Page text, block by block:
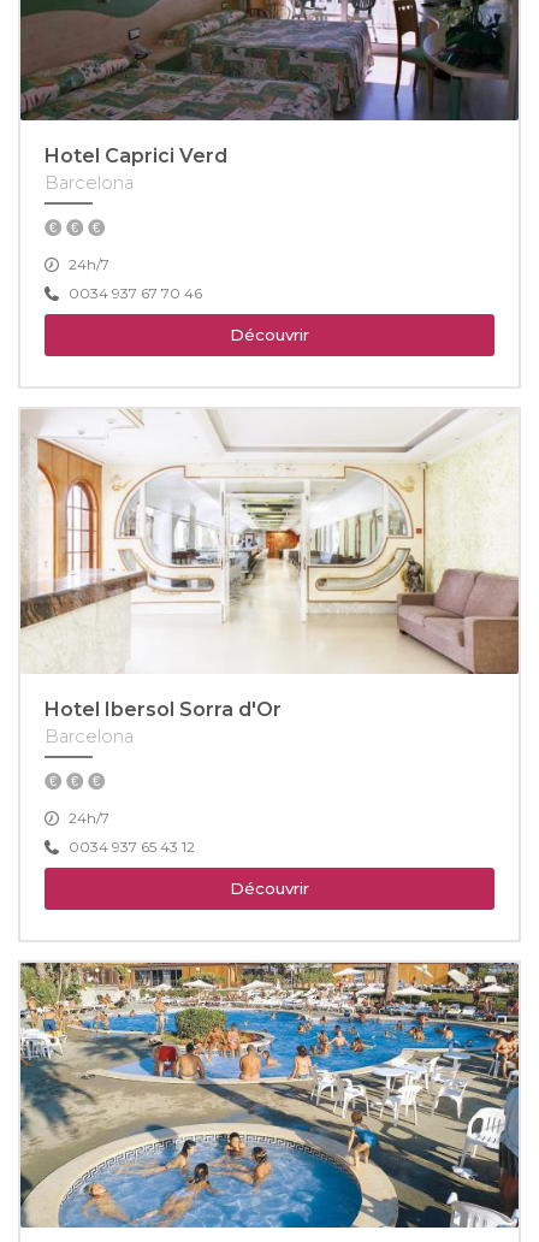
Hotel Caprici Verd
Barcelona
24h/7
0034 937 67 70 46
Découvrir
Hotel Ibersol Sorra d'Or
Barcelona
24h/7
0034 937 65 43 12
Découvrir